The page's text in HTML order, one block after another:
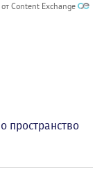
Content Exchange
пространство